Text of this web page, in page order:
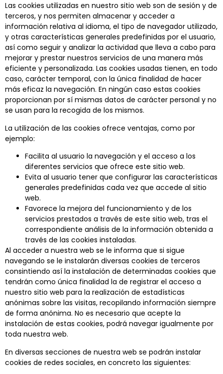
Las cookies utilizadas en nuestro sitio web son de sesión y de
terceros, y nos permiten almacenar y acceder a
información relativa al idioma, el tipo de navegador utilizado,
y otras características generales predefinidas por el usuario,
así como seguir y analizar la actividad que lleva a cabo para
mejorar y prestar nuestros servicios de una manera más
eficiente y personalizada. Las cookies usadas tienen, en todo
caso, carácter temporal, con la única finalidad de hacer
más eficaz la navegación. En ningún caso estas cookies
proporcionan por sí mismas datos de carácter personal y no
se usan para la recogida de los mismos.
La utilización de las cookies ofrece ventajas, como por
ejemplo:
Facilita al usuario la navegación y el acceso a los
diferentes servicios que ofrece este sitio web.
Evita al usuario tener que configurar las características
generales predefinidas cada vez que accede al sitio
web.
Favorece la mejora del funcionamiento y de los
servicios prestados a través de este sitio web, tras el
correspondiente análisis de la información obtenida a
través de las cookies instaladas.
Al acceder a nuestra web se le informa que si sigue
navegando se le instalarán diversas cookies de terceros
consintiendo así la instalación de determinadas cookies que
tendrán como única finalidad la de registrar el acceso a
nuestro sitio web para la realización de estadísticas
anónimas sobre las visitas, recopilando información siempre
de forma anónima. No es necesario que acepte la
instalación de estas cookies, podrá navegar igualmente por
toda nuestra web.
En diversas secciones de nuestra web se podrán instalar
cookies de redes sociales, en concreto las siguientes: